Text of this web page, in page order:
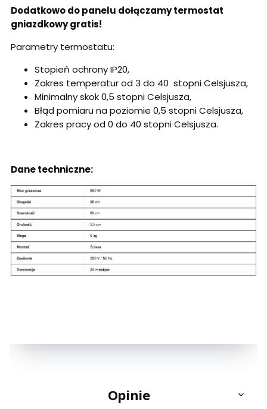
Dodatkowo do panelu dołączamy termostat
gniazdkowy gratis!
Parametry termostatu:
Stopień ochrony IP20,
Zakres temperatur od 3 do 40 stopni Celsjusza,
Minimalny skok 0,5 stopni Celsjusza,
Błąd pomiaru na poziomie 0,5 stopni Celsjusza,
Zakres pracy od 0 do 40 stopni Celsjusza.
Dane techniczne:
Opinie